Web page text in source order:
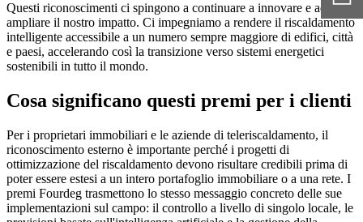
Questi riconoscimenti ci spingono a continuare a innovare e ad
ampliare il nostro impatto. Ci impegniamo a rendere il riscaldamento
intelligente accessibile a un numero sempre maggiore di edifici, città
e paesi, accelerando così la transizione verso sistemi energetici
sostenibili in tutto il mondo.
Cosa significano questi premi per i clienti
Per i proprietari immobiliari e le aziende di teleriscaldamento, il
riconoscimento esterno è importante perché i progetti di
ottimizzazione del riscaldamento devono risultare credibili prima di
poter essere estesi a un intero portafoglio immobiliare o a una rete. I
premi Fourdeg trasmettono lo stesso messaggio concreto delle sue
implementazioni sul campo: il controllo a livello di singolo locale, le